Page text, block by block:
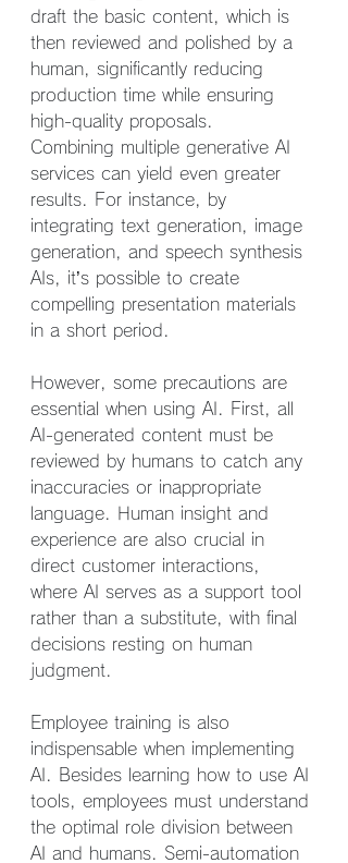
draft the basic content, which is
then reviewed and polished by a
human, significantly reducing
production time while ensuring
high-quality proposals.
Combining multiple generative AI
services can yield even greater
results. For instance, by
integrating text generation, image
generation, and speech synthesis
AIs, it’s possible to create
compelling presentation materials
in a short period.
However, some precautions are
essential when using AI. First, all
AI-generated content must be
reviewed by humans to catch any
inaccuracies or inappropriate
language. Human insight and
experience are also crucial in
direct customer interactions,
where AI serves as a support tool
rather than a substitute, with final
decisions resting on human
judgment.
Employee training is also
indispensable when implementing
AI. Besides learning how to use AI
tools, employees must understand
the optimal role division between
AI and humans. Semi-automation